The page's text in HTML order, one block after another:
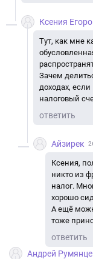
Ксения
Тут, как мне
Зачем
доходах,
налоговый
ответить
Айзирек
Ксения,
никто из
налог.
хорошо
А ещё
тоже
ответить
Андрей